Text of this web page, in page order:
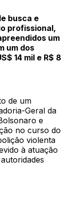
busca e
profissional,
um
um dos
14 mil e R$ 8
de um
Geral da
e
no curso do
violenta
à atuação